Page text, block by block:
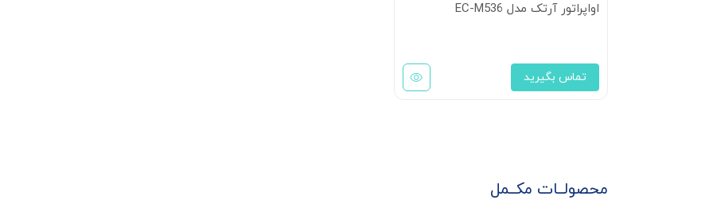
اواپراتور آرتک مدل EC-M536
تماس بگیرید
محصولــات مکــمل